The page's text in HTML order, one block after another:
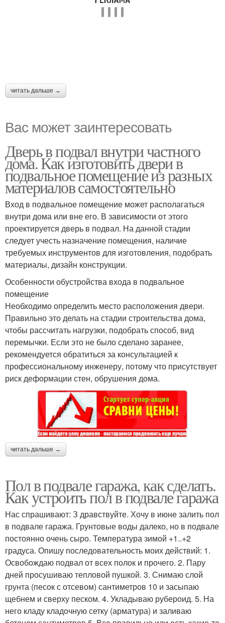
читать дальше →
Вас может заинтересовать
Дверь в подвал внутри частного
дома. Как изготовить двери в
подвальное помещение из разных
материалов самостоятельно
Вход в подвальное помещение может располагаться
внутри дома или вне его. В зависимости от этого
проектируется дверь в подвал. На данной стадии
следует учесть назначение помещения, наличие
требуемых инструментов для изготовления, подобрать
материалы, дизайн конструкции.
Особенности обустройства входа в подвальное
помещение
Необходимо определить место расположения двери.
Правильно это делать на стадии строительства дома,
чтобы рассчитать нагрузки, подобрать способ, вид
перемычки. Если это не было сделано заранее,
рекомендуется обратиться за консультацией к
профессиональному инженеру, потому что присутствует
риск деформации стен, обрушения дома.
читать дальше →
Пол в подвале гаража, как сделать.
Как устроить пол в подвале гаража
Нас спрашивают: З дравствуйте. Хочу в июне залить пол
в подвале гаража. Грунтовые воды далеко, но в подвале
постоянно очень сыро. Температура зимой +1..+2
градуса. Опишу последовательность моих действий: 1.
Освобождаю подвал от всех полок и прочего. 2. Пару
дней просушиваю тепловой пушкой. 3. Снимаю слой
грунта (песок с отсевом) сантиметров 10 и засыпаю
щебнем и сверху песком. 4. Укладываю рубероид. 5. На
него кладу кладочную сетку (арматура) и заливаю